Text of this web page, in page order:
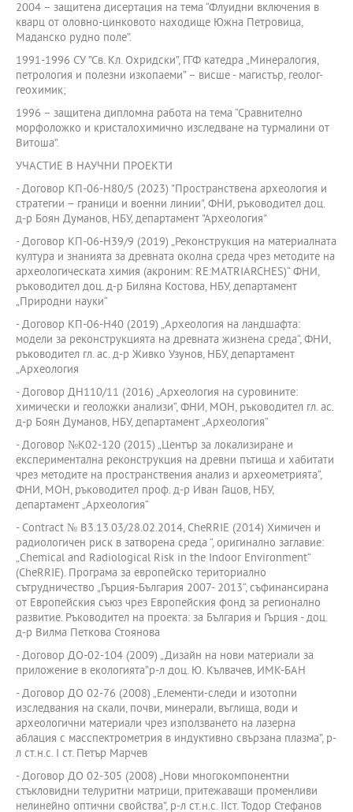
2004 – защитена дисертация на тема “Флуидни включения в
кварц от оловно-цинковото находище Южна Петровица,
Маданско рудно поле”.
1991-1996 СУ ”Св. Кл. Охридски”, ГГФ катедра „Минералогия,
петрология и полезни изкопаеми” – висше - магистър, геолог-
геохимик;
1996 – защитена дипломна работа на тема “Сравнително
морфоложко и кристалохимично изследване на турмалини от
Витоша”.
УЧАСТИЕ В НАУЧНИ ПРОЕКТИ
- Договор КП-06-Н80/5 (2023) "Пространствена археология и
стратегии – граници и военни линии", ФНИ, ръководител доц.
д-р Боян Думанов, НБУ, департамент "Археология"
- Договор КП-06-Н39/9 (2019) „Реконструкция на материалната
култура и знанията за древната околна среда чрез методите на
археологичeската химия (акроним: RE:MATRIARCHES)“ ФНИ,
ръководител доц. д-р Биляна Костова, НБУ, департамент
„Природни науки“
- Договор КП-06-Н40 (2019) „Археология на ландшафта:
модели за реконструкцията на древната жизнена среда“, ФНИ,
ръководител гл. ас. д-р Живко Узунов, НБУ, департамент
„Археология
- Договор ДН110/11 (2016) „Археология на суровините:
химически и геоложки анализи“, ФНИ, МОН, ръководител гл. ас.
д-р Боян Думанов, НБУ, департамент „Археология“
- Договор №К02-120 (2015) „Център за локализиране и
експериментална реконструкция на древни пътища и хабитати
чрез методите на пространствения анализ и археометрията“,
ФНИ, МОН, ръководител проф. д-р Иван Гацов, НБУ,
департамент „Археология“
- Contract № B3.13.03/28.02.2014, CheRRIE (2014) Химичен и
радиологичен риск в затворена среда “, оригинално заглавие:
„Chemical and Radiological Risk in the Indoor Environment“
(CheRRIE). Програма за европейско териториално
сътрудничество „Гърция-България 2007- 2013“, съфинансирана
от Европейския съюз чрез Европейския фонд за регионално
развитие. Ръководител на проекта: за България и Гърция - доц.
д-р Вилма Петкова Стоянова
- Договор ДО-02-104 (2009) „Дизайн на нови материали за
приложение в екологията”р-л доц. Ю. Кълвачев, ИМК-БАН
- Договор ДО 02-76 (2008) „Елементи-следи и изотопни
изследвания на скали, почви, минерали, въглища, води и
археологични материали чрез използването на лазерна
аблация с масспектрометрия в индуктивно свързана плазма”, р-
л ст.н.с. І ст. Петър Марчев
- Договор ДО 02-305 (2008) „Нови многокомпонентни
стъкловидни телуритни матрици, притежаващи променливи
нелинейно оптични свойства”, р-л ст.н.с. ІІст. Тодор Стефанов